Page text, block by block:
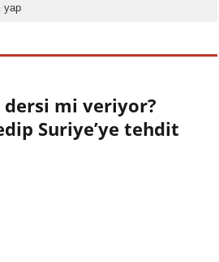
yap
dersi mi veriyor?
Suriye’ye tehdit